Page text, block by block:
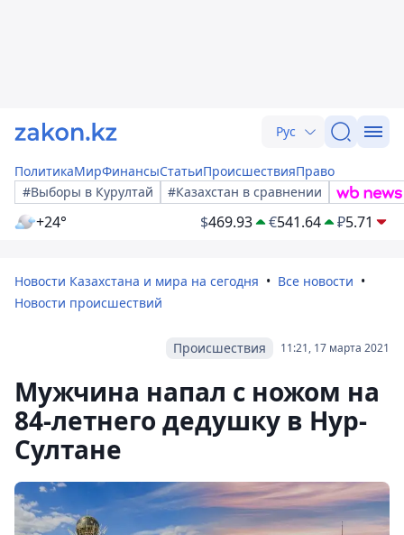
Рус
ПолитикаМирФинансыСтатьиПроисшествияПраво
#Выборы в Курултай
#Казахстан в сравнении
+24° $469.93 €541.64 ₽5.71
Новости Казахстана и мира на сегодня
Все новости
Новости происшествий
11:21, 17 марта 2021
Происшествия
Мужчина напал с ножом на
84-летнего дедушку в Нур-
Султане